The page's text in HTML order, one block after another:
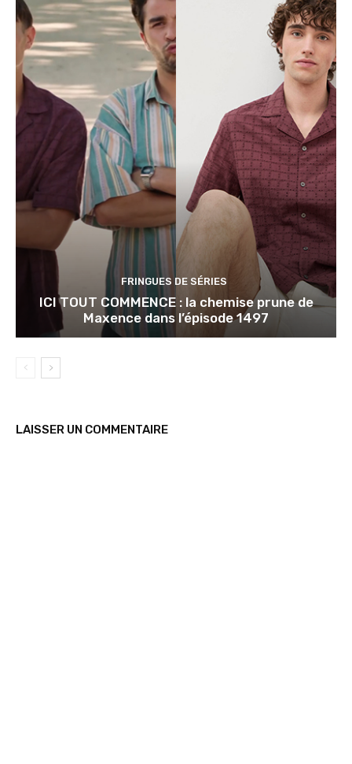
FRINGUES DE SÉRIES
ICI TOUT COMMENCE : la chemise prune de
Maxence dans l’épisode 1497
LAISSER UN COMMENTAIRE